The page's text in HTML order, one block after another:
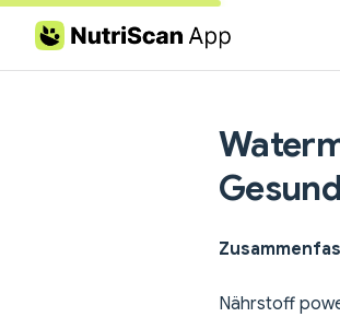
Skip to content
Nährstoff